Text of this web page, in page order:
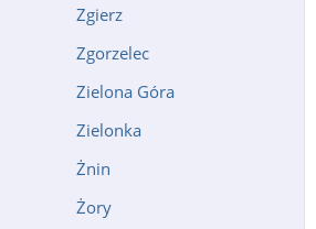
Zgierz
Zgorzelec
Zielona Góra
Zielonka
Żnin
Żory